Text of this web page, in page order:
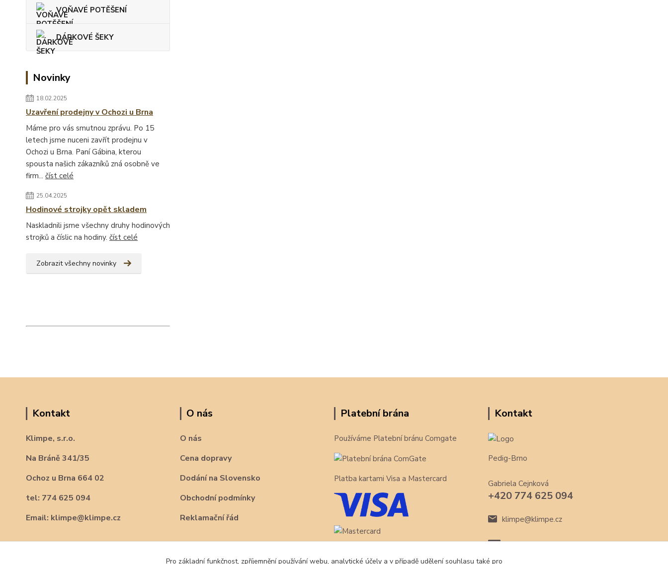
VOŇAVÉ POTĚŠENÍ
DÁRKOVÉ ŠEKY
Novinky
18.02.2025
Uzavření prodejny v Ochozi u Brna
Máme pro vás smutnou zprávu. Po 15
letech jsme nuceni zavřít prodejnu v
Ochozi u Brna. Paní Gábina, kterou
spousta našich zákazníků zná osobně ve
firm... číst celé
25.04.2025
Hodinové strojky opět skladem
Naskladnili jsme všechny druhy hodinových
strojků a číslic na hodiny. číst celé
Zobrazit všechny novinky
Kontakt
Klimpe, s.r.o.
Na Bráně 341/35
Ochoz u Brna 664 02
tel: 774 625 094
Email: klimpe@klimpe.cz
O nás
O nás
Cena dopravy
Dodání na Slovensko
Obchodní podmínky
Reklamační řád
Platební brána
Používáme Platební bránu Comgate
Platba kartami Visa a Mastercard
Kontakt
Pedig-Brno
Gabriela Cejnková
+420 774 625 094
klimpe@klimpe.cz
Pro základní funkčnost, zpříjemnění používání webu, analytické účely a v případě udělení souhlasu také pro